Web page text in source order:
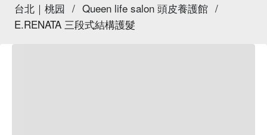
台北｜桃园 / Queen life salon 頭皮養護館 /
E.RENATA 三段式結構護髮